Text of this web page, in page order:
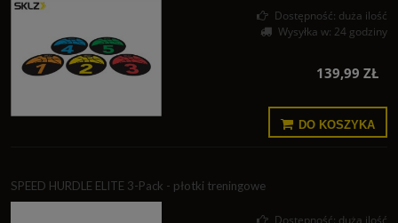
Dostępność: duża ilość
Wysyłka w: 24 godziny
139,99 ZŁ
DO KOSZYKA
SPEED HURDLE ELITE 3-Pack - płotki treningowe
Dostępność: duża ilość